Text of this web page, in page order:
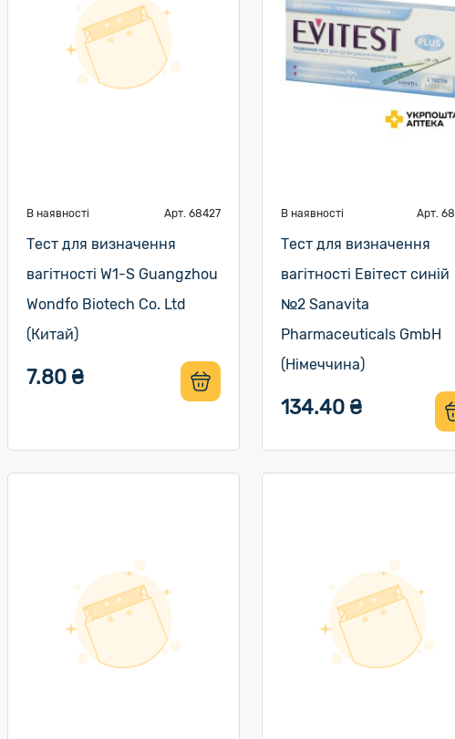
В наявності Арт. 68427
Тест для визначення
вагітності W1-S Guangzhou
Wondfo Biotech Co. Ltd
(Китай)
7.80 ₴
В наявності Арт.
Тест для визначення
вагітності Евітест синій
№2 Sanavita
Pharmaceuticals GmbH
(Німеччина)
134.40 ₴